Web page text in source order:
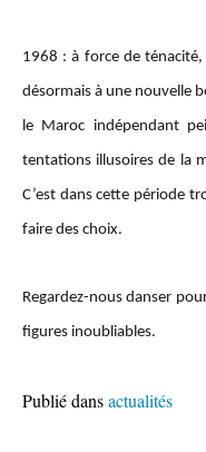
1968 : à force de
désormais à une nouvelle
le Maroc indépendant
tentations illusoires de la
C’est dans cette période
faire des choix.
Regardez-nous danser
figures inoubliables.
Publié dansactualités